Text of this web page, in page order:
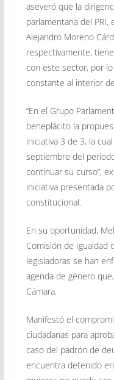
aseveró que la
parlamentaria del
Alejandro Moreno
respectivamente,
con este sector, por
constante al interior
“En el Grupo
beneplácito la
iniciativa 3 de 3, la
septiembre del
continuar su curso”,
iniciativa presentada
constitucional.
En su oportunidad,
Comisión de Igualdad
legisladoras se han
agenda de género
Cámara.
Manifestó el
ciudadanas para
caso del padrón de
encuentra detenido